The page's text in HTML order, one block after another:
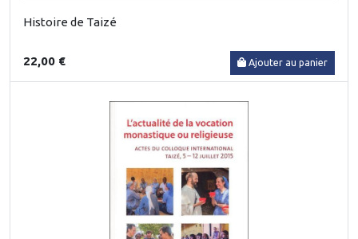
Histoire de Taizé
22,00 € Ajouter au panier